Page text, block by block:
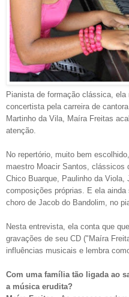
Pianista de formação clássica,
concertista pela carreira de
Martinho da Vila, Maíra Freitas
atenção.
No repertório, muito bem
maestro Moacir Santos, clássicos
Chico Buarque, Paulinho da
composições próprias. E ela
choro de Jacob do Bandolim, no
Nesta entrevista, ela conta que
gravações de seu CD ("Maíra
influências musicais e lembra
Com uma família tão ligada ao
a música erudita?